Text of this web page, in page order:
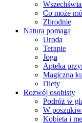
Co może
Zbrodnie
Natura pomaga
Uroda
Terapie
Joga
Apteka
Magiczna
Diety
Rozwój osobisty
Podróż w
W
Kobieta i